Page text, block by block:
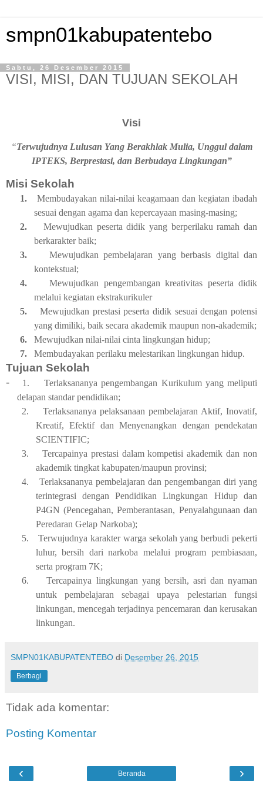
smpn01kabupatentebo
Sabtu, 26 Desember 2015
VISI, MISI, DAN TUJUAN SEKOLAH
Visi
“TerwujudnyaLulusan Yang Berakhlak Mulia, Unggul dalam
IPTEKS, Berprestasi, dan Berbudaya Lingkungan”
Misi Sekolah
1.
Membudayakan nilai-nilai keagamaan dan kegiatan ibadah
sesuai dengan agama dan kepercayaan masing-masing;
2.
Mewujudkan peserta didik yang berperilaku ramah dan
berkarakter baik;
3.
Mewujudkan pembelajaran yang berbasis digital dan
kontekstual;
4.
Mewujudkan pengembangan kreativitas peserta didik
melalui kegiatan ekstrakurikuler
5.
Mewujudkan prestasi peserta didik sesuai dengan potensi
yang dimiliki, baik secara akademik maupun non-akademik;
6.
Mewujudkan nilai-nilai cinta lingkungan hidup;
7.
Membudayakan perilaku melestarikan lingkungan hidup.
Tujuan Sekolah
-
1.
Terlaksananya pengembangan Kurikulum yang meliputi
delapan standar pendidikan;
2.
Terlaksananya pelaksanaan pembelajaran Aktif, Inovatif,
Kreatif, Efektif dan Menyenangkan dengan pendekatan
SCIENTIFIC;
3.
Tercapainya prestasi dalam kompetisi akademik dan non
akademik tingkat kabupaten/maupun provinsi;
4.
Terlaksananya pembelajaran dan pengembangan diri yang
terintegrasi dengan Pendidikan Lingkungan Hidup dan
P4GN (Pencegahan, Pemberantasan, Penyalahgunaan dan
Peredaran Gelap Narkoba);
5.
Terwujudnya karakter warga sekolah yang berbudi pekerti
luhur, bersih dari narkoba melalui program pembiasaan,
serta program 7K;
6.
Tercapainya lingkungan yang bersih, asri dan nyaman
untuk pembelajaran sebagai upaya pelestarian fungsi
linkungan, mencegah terjadinya pencemaran dan kerusakan
linkungan.
SMPN01KABUPATENTEBO di Desember 26, 2015
Berbagi
Tidak ada komentar:
Posting Komentar
‹ ›
Beranda